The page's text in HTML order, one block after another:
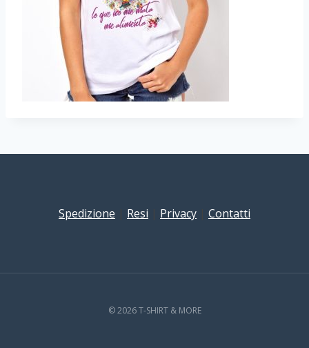
Spedizione Resi Privacy Contatti
© 2026 T-SHIRT & MORE